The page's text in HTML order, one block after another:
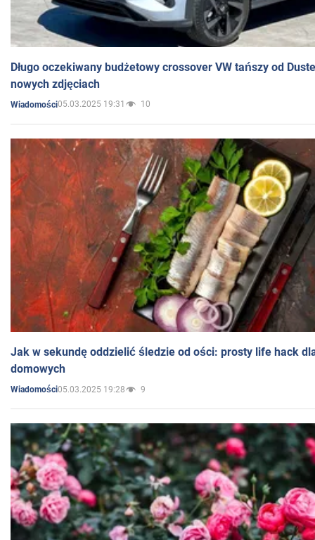
Długo oczekiwany budżetowy crossover VW tańszy od
nowych zdjęciach
Wiadomości05.03.2025 19:31 10
Jak w sekundę oddzielić śledzie od ości: prosty life hack
domowych
Wiadomości05.03.2025 19:28 9